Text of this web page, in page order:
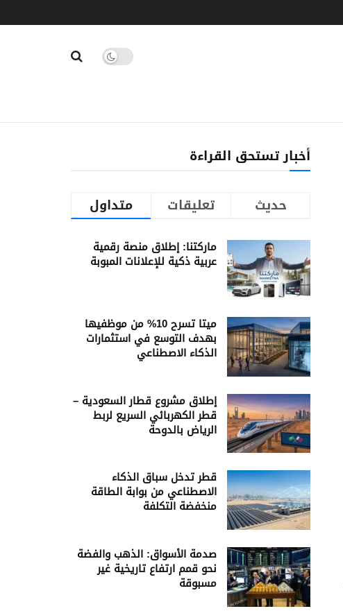
أخبار تستحق القراءة
متداول تعليقات حديث
ماركتنا: إطلاق منصة رقمية
عربية ذكية للإعلانات المبوبة
ميتا تسرح 10% من موظفيها
بهدف التوسع في استثمارات
الذكاء الاصطناعي
إطلاق مشروع قطار السعودية –
قطر الكهربائي السريع لربط
الرياض بالدوحة
قطر تدخل سباق الذكاء
الاصطناعي من بوابة الطاقة
منخفضة التكلفة
صدمة الأسواق: الذهب والفضة
نحو قمم ارتفاع تاريخية غير
مسبوقة